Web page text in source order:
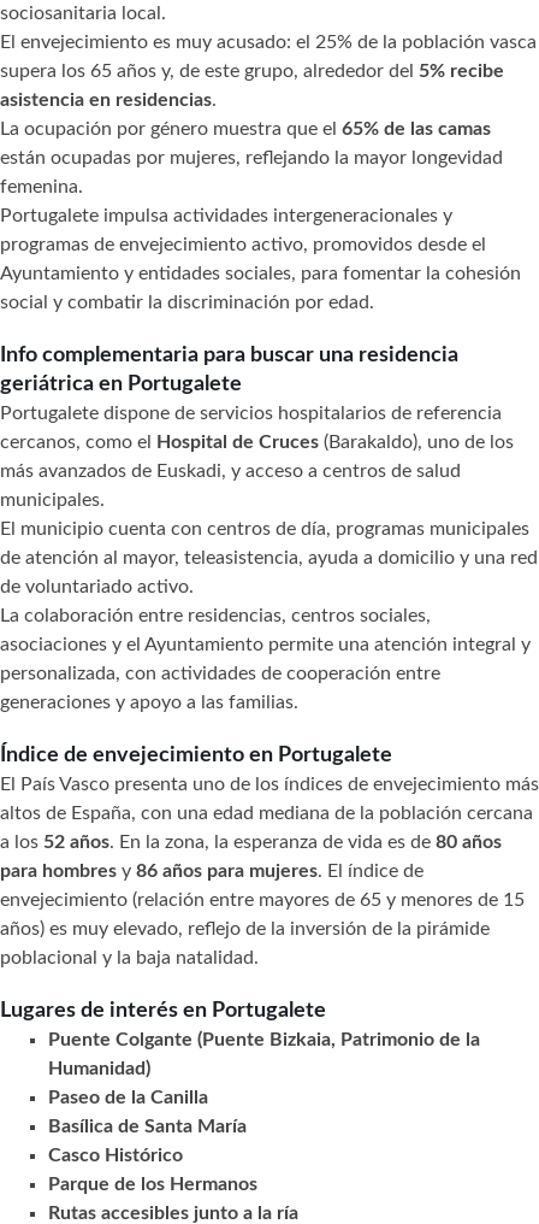
sociosanitaria local.
El envejecimiento es muy acusado: el 25% de la población vasca
supera los 65 años y, de este grupo, alrededor del 5% recibe
asistencia en residencias.
La ocupación por género muestra que el 65% de las camas
están ocupadas por mujeres, reflejando la mayor longevidad
femenina.
Portugalete impulsa actividades intergeneracionales y
programas de envejecimiento activo, promovidos desde el
Ayuntamiento y entidades sociales, para fomentar la cohesión
social y combatir la discriminación por edad.
Info complementaria para buscar una residencia
geriátrica en Portugalete
Portugalete dispone de servicios hospitalarios de referencia
cercanos, como el
Hospital de Cruces (Barakaldo), uno de los
más avanzados de Euskadi, y acceso a centros de salud
municipales.
El municipio cuenta con centros de día, programas municipales
de atención al mayor, teleasistencia, ayuda a domicilio y una red
de voluntariado activo.
La colaboración entre residencias, centros sociales,
asociaciones y el Ayuntamiento permite una atención integral y
personalizada, con actividades de cooperación entre
generaciones y apoyo a las familias.
Índice de envejecimiento en Portugalete
El País Vasco presenta uno de los índices de envejecimiento más
altos de España, con una edad mediana de la población cercana
a los 52 años. En la zona, la esperanza de vida es de 80 años
para hombres y 86 años para mujeres. El índice de
envejecimiento (relación entre mayores de 65 y menores de 15
años) es muy elevado, reflejo de la inversión de la pirámide
poblacional y la baja natalidad.
Lugares de interés en Portugalete
Puente Colgante (Puente Bizkaia, Patrimonio de la
Humanidad)
Paseo de la Canilla
Basílica de Santa María
Casco Histórico
Parque de los Hermanos
Rutas accesibles junto a la ría